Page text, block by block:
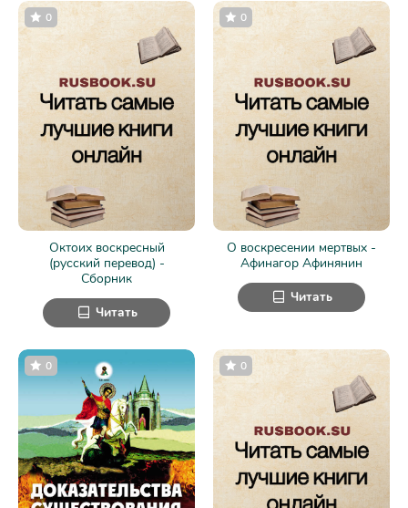
Октоих воскресный
(русский перевод) -
Сборник
0
Читать
О воскресении мертвых -
Афинагор Афинянин
0
Читать
0 0